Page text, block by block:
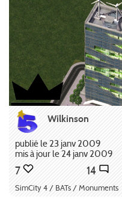
Wilkinson
publié le 23 janv 2009
mis à jour le 24 janv 2009
7 14
SimCity 4 / BATs / Monuments